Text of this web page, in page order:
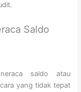
Saldo
neraca saldo atau
yang tidak tepat